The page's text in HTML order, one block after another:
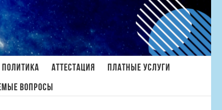
Аттестация
Платные услуги
вопросы